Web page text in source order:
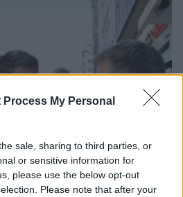
Process My Personal
sale, sharing to third parties, or
or sensitive information for
please use the below opt-out
Please note that after your